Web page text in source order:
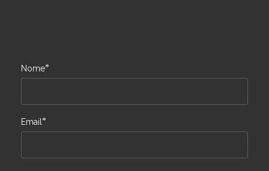
Nome*
Email*